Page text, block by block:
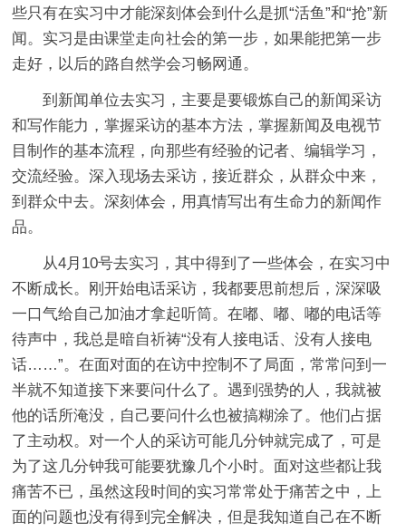
些只有在实习中才能深刻体会到什么是抓“活鱼”和“抢”新
闻。实习是由课堂走向社会的第一步，如果能把第一步
走好，以后的路自然学会习畅网通。
到新闻单位去实习，主要是要锻炼自己的新闻采访
和写作能力，掌握采访的基本方法，掌握新闻及电视节
目制作的基本流程，向那些有经验的记者、编辑学习，
交流经验。深入现场去采访，接近群众，从群众中来，
到群众中去。深刻体会，用真情写出有生命力的新闻作
品。
从4月10号去实习，其中得到了一些体会，在实习中
不断成长。刚开始电话采访，我都要思前想后，深深吸
一口气给自己加油才拿起听筒。在嘟、嘟、嘟的电话等
待声中，我总是暗自祈祷“没有人接电话、没有人接电
话……”。在面对面的在访中控制不了局面，常常问到一
半就不知道接下来要问什么了。遇到强势的人，我就被
他的话所淹没，自己要问什么也被搞糊涂了。他们占据
了主动权。对一个人的采访可能几分钟就完成了，可是
为了这几分钟我可能要犹豫几个小时。面对这些都让我
痛苦不已，虽然这段时间的实习常常处于痛苦之中，上
面的问题也没有得到完全解决，但是我知道自己在不断